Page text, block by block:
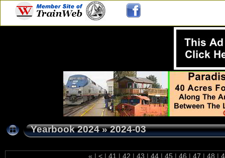
Yearbook 2024»2024-03
« | < | 41 | 42 | 43 | 44 | 45 | 46 | 47 | 48 |